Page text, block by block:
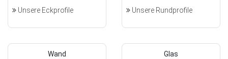
Unsere Eckprofile Unsere Rundprofile
Wand Glas